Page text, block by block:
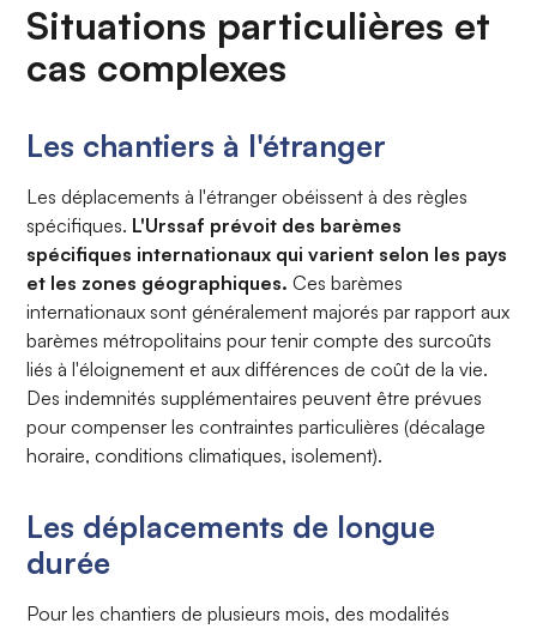
Situations particulières et
cas complexes
Les chantiers à l'étranger
Les déplacements à l'étranger obéissent à des règles
spécifiques. L'Urssaf prévoit des barèmes
spécifiques internationaux qui varient selon les pays
et les zones géographiques. Ces barèmes
internationaux sont généralement majorés par rapport aux
barèmes métropolitains pour tenir compte des surcoûts
liés à l'éloignement et aux différences de coût de la vie.
Des indemnités supplémentaires peuvent être prévues
pour compenser les contraintes particulières (décalage
horaire, conditions climatiques, isolement).
Les déplacements de longue
durée
Pour les chantiers de plusieurs mois, des modalités